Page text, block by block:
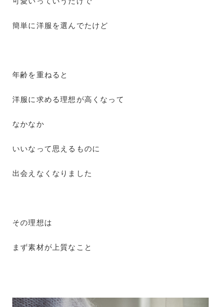
簡単に洋服を選んでたけど
年齢を重ねると
洋服に求める理想が高くなって
なかなか
いいなって思えるものに
出会えなくなりました
その理想は
まず素材が上質なこと